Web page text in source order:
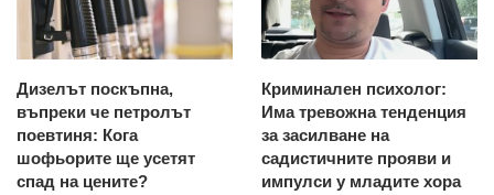
Дизелът поскъпна,
въпреки че петролът
поевтиня: Кога
шофьорите ще усетят
спад на цените?
Криминален психолог:
Има тревожна тенденция
за засилване на
садистичните прояви и
импулси у младите хора